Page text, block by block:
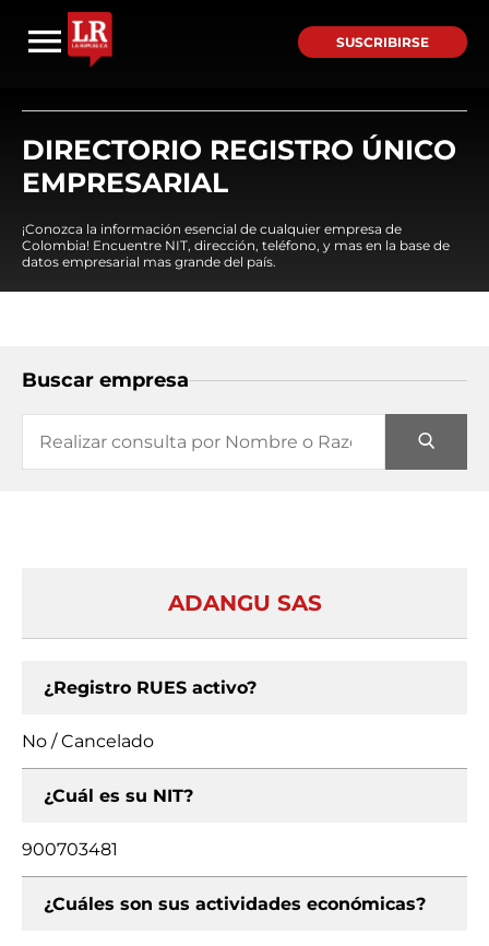
SUSCRIBIRSE
DIRECTORIO REGISTRO ÚNICO
EMPRESARIAL
¡Conozca la información esencial de cualquier empresa de
Colombia! Encuentre NIT, dirección, teléfono, y mas en la base de
datos empresarial mas grande del país.
Buscar empresa
ADANGU SAS
¿Registro RUES activo?
No / Cancelado
¿Cuál es su NIT?
900703481
¿Cuáles son sus actividades económicas?